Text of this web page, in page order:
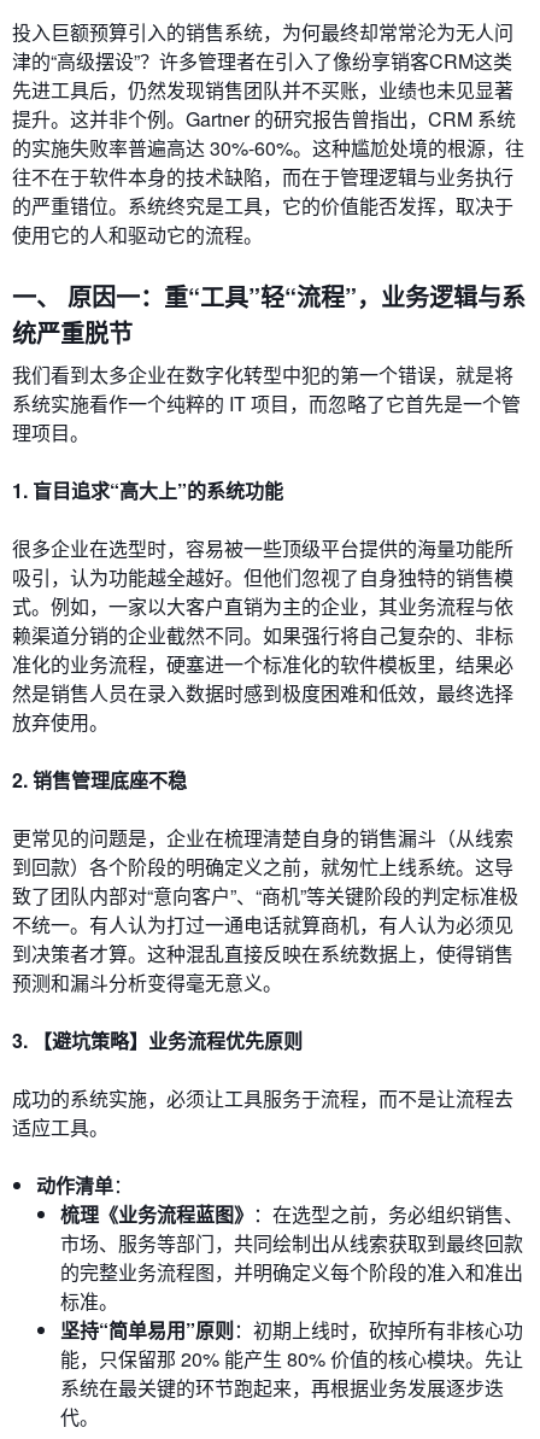
投入巨额预算引入的销售系统，为何最终却常常沦为无人问
津的“高级摆设”？许多管理者在引入了像纷享销客CRM这类
先进工具后，仍然发现销售团队并不买账，业绩也未见显著
提升。这并非个例。Gartner 的研究报告曾指出，CRM 系统
的实施失败率普遍高达 30%-60%。这种尴尬处境的根源，往
往不在于软件本身的技术缺陷，而在于管理逻辑与业务执行
的严重错位。系统终究是工具，它的价值能否发挥，取决于
使用它的人和驱动它的流程。
一、 原因一：重“工具”轻“流程”，业务逻辑与系
统严重脱节
我们看到太多企业在数字化转型中犯的第一个错误，就是将
系统实施看作一个纯粹的 IT 项目，而忽略了它首先是一个管
理项目。
1. 盲目追求“高大上”的系统功能
很多企业在选型时，容易被一些顶级平台提供的海量功能所
吸引，认为功能越全越好。但他们忽视了自身独特的销售模
式。例如，一家以大客户直销为主的企业，其业务流程与依
赖渠道分销的企业截然不同。如果强行将自己复杂的、非标
准化的业务流程，硬塞进一个标准化的软件模板里，结果必
然是销售人员在录入数据时感到极度困难和低效，最终选择
放弃使用。
2. 销售管理底座不稳
更常见的问题是，企业在梳理清楚自身的销售漏斗（从线索
到回款）各个阶段的明确定义之前，就匆忙上线系统。这导
致了团队内部对“意向客户”、“商机”等关键阶段的判定标准极
不统一。有人认为打过一通电话就算商机，有人认为必须见
到决策者才算。这种混乱直接反映在系统数据上，使得销售
预测和漏斗分析变得毫无意义。
3. 【避坑策略】业务流程优先原则
成功的系统实施，必须让工具服务于流程，而不是让流程去
适应工具。
动作清单：
梳理《业务流程蓝图》 ：在选型之前，务必组织销售、
市场、服务等部门，共同绘制出从线索获取到最终回款
的完整业务流程图，并明确定义每个阶段的准入和准出
标准。
坚持“简单易用”原则：初期上线时，砍掉所有非核心功
能，只保留那 20% 能产生 80% 价值的核心模块。先让
系统在最关键的环节跑起来，再根据业务发展逐步迭
代。